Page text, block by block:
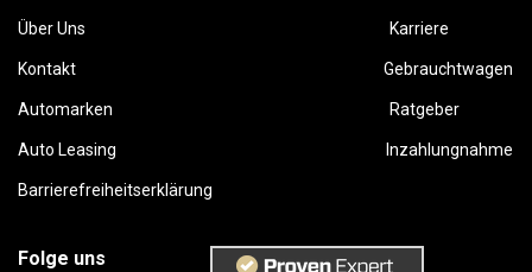
Über Uns Karriere
Kontakt Gebrauchtwagen
Automarken Ratgeber
Auto Leasing Inzahlungnahme
Barrierefreiheitserklärung
Folge uns